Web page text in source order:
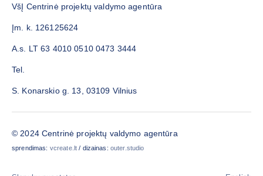
VšĮ Centrinė projektų valdymo agentūra
Įm. k. 126125624
A.s. LT 63 4010 0510 0473 3444
Tel.
S. Konarskio g. 13, 03109 Vilnius
© 2024 Centrinė projektų valdymo agentūra
sprendimas: vcreate.lt / dizainas: outer.studio